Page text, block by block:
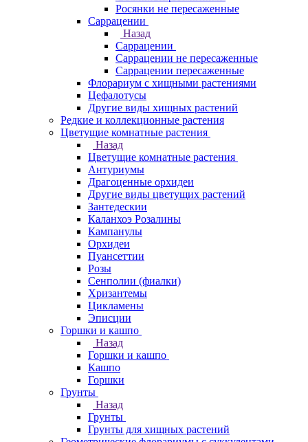
Росянки не пересаженные
Саррацении
Назад
Саррацении
Саррацении не пересаженные
Саррацении пересаженные
Флорариум с хищными растениями
Цефалотусы
Другие виды хищных растений
Редкие и коллекционные растения
Цветущие комнатные растения
Назад
Цветущие комнатные растения
Антуриумы
Драгоценные орхидеи
Другие виды цветущих растений
Зантедескии
Каланхоэ Розалины
Кампанулы
Орхидеи
Пуансеттии
Розы
Сенполии (фиалки)
Хризантемы
Цикламены
Эписции
Горшки и кашпо
Назад
Горшки и кашпо
Кашпо
Горшки
Грунты
Назад
Грунты
Грунты для хищных растений